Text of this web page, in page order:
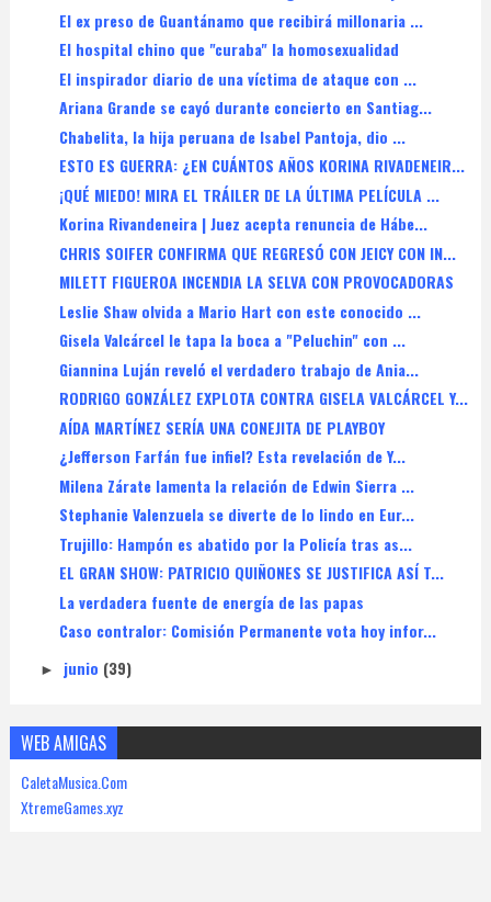
El ex preso de Guantánamo que recibirá millonaria ...
El hospital chino que "curaba" la homosexualidad
El inspirador diario de una víctima de ataque con ...
Ariana Grande se cayó durante concierto en Santiag...
Chabelita, la hija peruana de Isabel Pantoja, dio ...
ESTO ES GUERRA: ¿EN CUÁNTOS AÑOS KORINA RIVADENEIR...
¡QUÉ MIEDO! MIRA EL TRÁILER DE LA ÚLTIMA PELÍCULA ...
Korina Rivandeneira | Juez acepta renuncia de Hábe...
CHRIS SOIFER CONFIRMA QUE REGRESÓ CON JEICY CON IN...
MILETT FIGUEROA INCENDIA LA SELVA CON PROVOCADORAS
Leslie Shaw olvida a Mario Hart con este conocido ...
Gisela Valcárcel le tapa la boca a "Peluchin" con ...
Giannina Luján reveló el verdadero trabajo de Ania...
RODRIGO GONZÁLEZ EXPLOTA CONTRA GISELA VALCÁRCEL Y...
AÍDA MARTÍNEZ SERÍA UNA CONEJITA DE PLAYBOY
¿Jefferson Farfán fue infiel? Esta revelación de Y...
Milena Zárate lamenta la relación de Edwin Sierra ...
Stephanie Valenzuela se diverte de lo lindo en Eur...
Trujillo: Hampón es abatido por la Policía tras as...
EL GRAN SHOW: PATRICIO QUIÑONES SE JUSTIFICA ASÍ T...
La verdadera fuente de energía de las papas
Caso contralor: Comisión Permanente vota hoy infor...
► junio (39)
WEB AMIGAS
CaletaMusica.Com
XtremeGames.xyz